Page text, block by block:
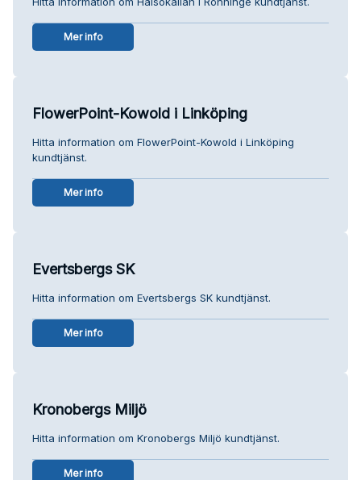
Mer info
FlowerPoint-Kowold i Linköping
Hitta information om FlowerPoint-Kowold i Linköping
kundtjänst.
Mer info
Evertsbergs SK
Hitta information om Evertsbergs SK kundtjänst.
Mer info
Kronobergs Miljö
Hitta information om Kronobergs Miljö kundtjänst.
Mer info